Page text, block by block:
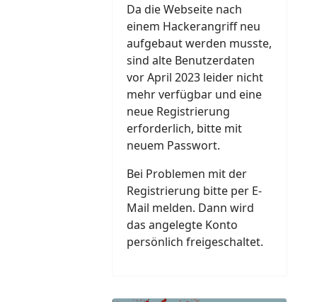
Da die Webseite nach
einem Hackerangriff neu
aufgebaut werden musste,
sind alte Benutzerdaten
vor April 2023 leider nicht
mehr verfügbar und eine
neue Registrierung
erforderlich, bitte mit
neuem Passwort.
Bei Problemen mit der
Registrierung bitte per E-
Mail melden. Dann wird
das angelegte Konto
persönlich freigeschaltet.